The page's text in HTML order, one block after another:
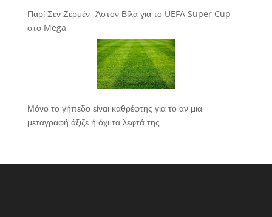
Παρί Σεν Ζερμέν -Άστον Βίλα για το UEFA Super Cup
στο Mega
Μόνο το γήπεδο είναι καθρέφτης για το αν μια
μεταγραφή άξιζε ή όχι τα λεφτά της